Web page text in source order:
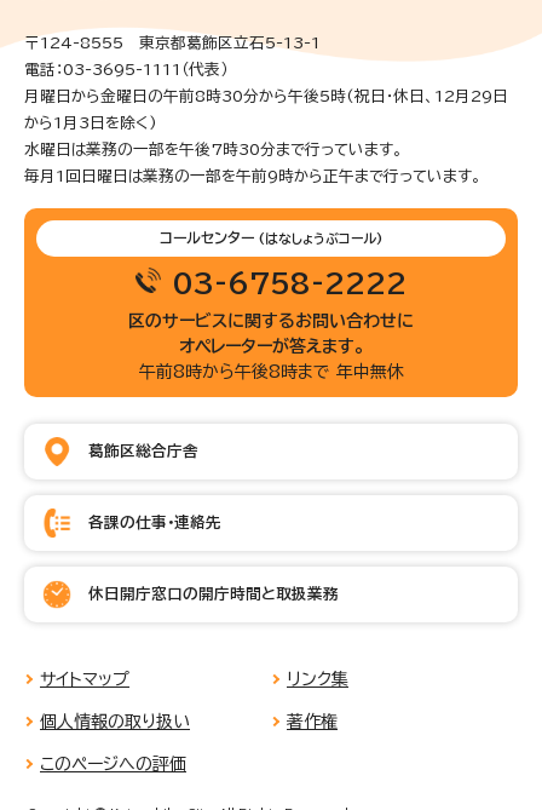
〒124-8555 東京都葛飾区立石5-13-1
電話：03-3695-1111（代表）
月曜日から金曜日の午前8時30分から午後5時(祝日・休日、12月29日
から1月3日を除く)
水曜日は業務の一部を午後7時30分まで行っています。
毎月1回日曜日は業務の一部を午前9時から正午まで行っています。
コールセンター (はなしょうぶコール)
03-6758-2222
区のサービスに関するお問い合わせに
オペレーターが答えます。
午前8時から午後8時まで 年中無休
葛飾区総合庁舎
各課の仕事・連絡先
休日開庁窓口の開庁時間と取扱業務
サイトマップ リンク集
個人情報の取り扱い 著作権
このページへの評価